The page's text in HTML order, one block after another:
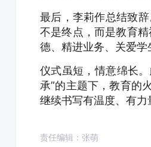
最后，李莉作总结致
不是终点，而是教育
德、精进业务、关爱
仪式虽短，情意绵长
承”的主题下，教育的
继续书写有温度、有力
责任编辑：张萌